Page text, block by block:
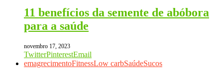
11 benefícios da semente de abóbora
para a saúde
novembro 17, 2023
TwitterPinterestEmail
emagrecimentoFitnessLow carbSaúdeSucos